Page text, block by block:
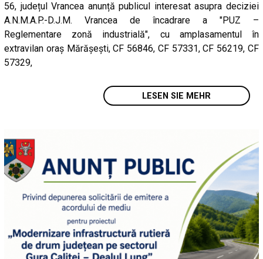
56, județul Vrancea anunță publicul interesat asupra deciziei
A.N.M.A.P.-D.J.M. Vrancea de încadrare a "PUZ –
Reglementare zonă industrială", cu amplasamentul în
extravilan oraș Mărășești, CF 56846, CF 57331, CF 56219, CF
57329,
LESEN SIE MEHR